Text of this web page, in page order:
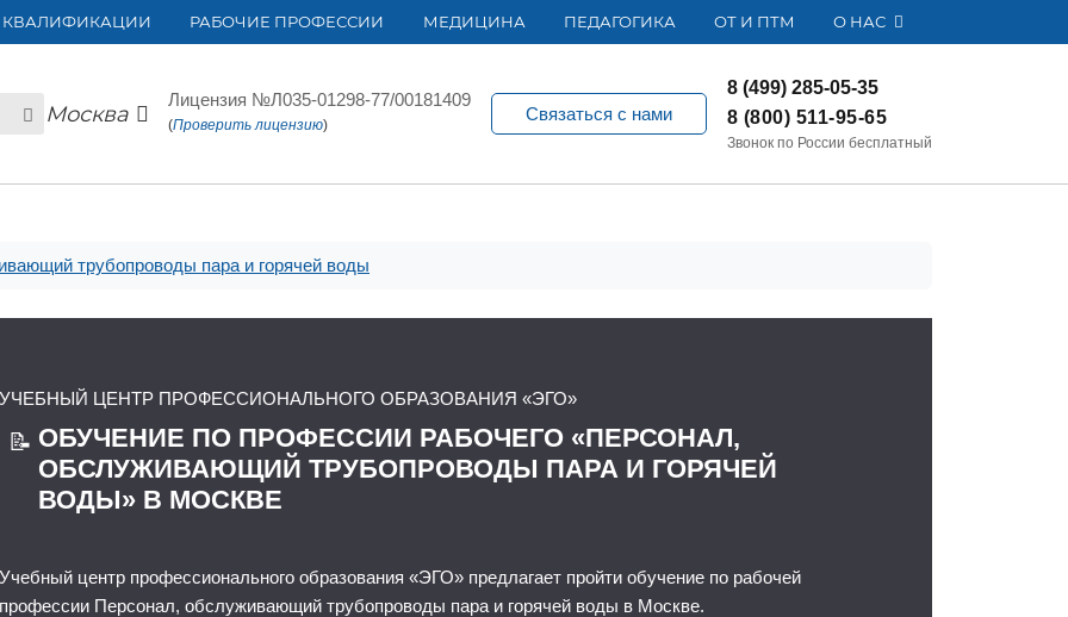
РАБОЧИЕ ПРОФЕССИИ МЕДИЦИНА ПЕДАГОГИКА ОТ И ПТМ О НАС
Москва
Лицензия №Л035-01298-77/00181409
(Проверить лицензию)
Связаться с нами
8 (499) 285-05-35
8 (800) 511-95-65
Звонок по России бесплатный
трубопроводы пара и горячей воды
УЧЕБНЫЙ ЦЕНТР ПРОФЕССИОНАЛЬНОГО ОБРАЗОВАНИЯ «ЭГО»
📝 ОБУЧЕНИЕ ПО ПРОФЕССИИ РАБОЧЕГО «ПЕРСОНАЛ,
ОБСЛУЖИВАЮЩИЙ ТРУБОПРОВОДЫ ПАРА И ГОРЯЧЕЙ
ВОДЫ» В МОСКВЕ
Учебный центр профессионального образования «ЭГО» предлагает пройти обучение по рабочей
профессии Персонал, обслуживающий трубопроводы пара и горячей воды в Москве.